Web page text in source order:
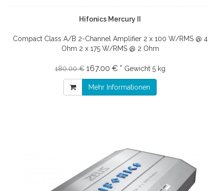
Hifonics Mercury II
Compact Class A/B 2-Channel Amplifier 2 x 100 W/RMS @ 4
Ohm 2 x 175 W/RMS @ 2 Ohm
180.00 € 167.00 € * Gewicht 5 kg
Mehr Informationen